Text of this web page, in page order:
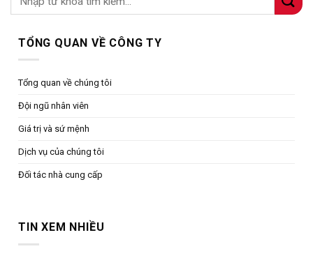
TỔNG QUAN VỀ CÔNG TY
Tổng quan về chúng tôi
Đội ngũ nhân viên
Giá trị và sứ mệnh
Dịch vụ của chúng tôi
Đối tác nhà cung cấp
TIN XEM NHIỀU